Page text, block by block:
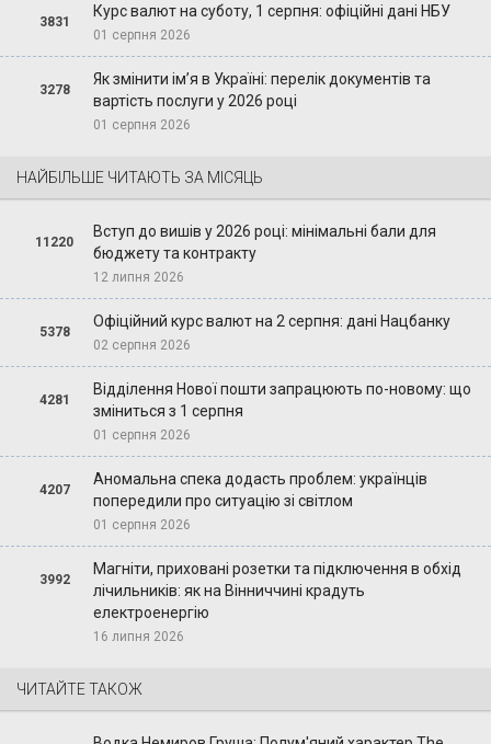
3831
Курс валют на суботу, 1 серпня: офіційні дані НБУ
01 серпня 2026
3278
Як змінити ім’я в Україні: перелік документів та
вартість послуги у 2026 році
01 серпня 2026
НАЙБІЛЬШЕ ЧИТАЮТЬ ЗА МІСЯЦЬ
11220
Вступ до вишів у 2026 році: мінімальні бали для
бюджету та контракту
12 липня 2026
5378
Офіційний курс валют на 2 серпня: дані Нацбанку
02 серпня 2026
4281
Відділення Нової пошти запрацюють по-новому: що
зміниться з 1 серпня
01 серпня 2026
4207
Аномальна спека додасть проблем: українців
попередили про ситуацію зі світлом
01 серпня 2026
3992
Магніти, приховані розетки та підключення в обхід
лічильників: як на Вінниччині крадуть
електроенергію
16 липня 2026
ЧИТАЙТЕ ТАКОЖ